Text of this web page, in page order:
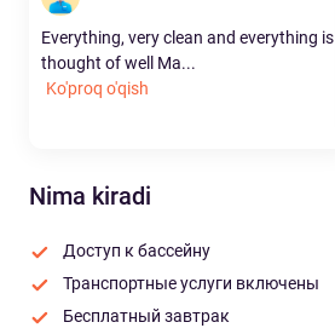
Everything, very clean and everything is
thought of well Ma...
Ko'proq o'qish
Nima kiradi
Доступ к бассейну
Транспортные услуги включены
Бесплатный завтрак